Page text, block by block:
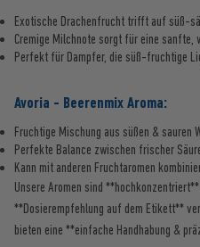
Exotische Drachenfrucht trifft auf süß-
Cremige Milchnote sorgt für eine sanfte,
Perfekt für Dampfer, die süß-fruchtige
Avoria - Beerenmix Aroma:
Fruchtige Mischung aus süßen & sauren
Perfekte Balance zwischen frischer
Kann mit anderen Fruchtaromen
Unsere Aromen sind
**Dosierempfehlung auf dem Etikett**
bieten eine **einfache Handhabung &